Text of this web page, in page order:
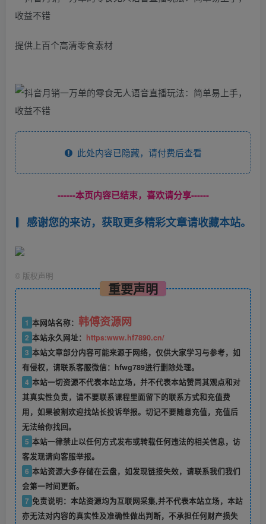
提供上百个高清零食素材
此处内容已隐藏，请付费后查看
------本页内容已结束，喜欢请分享------
感谢您的来访，获取更多精彩文章请收藏本站。
© 版权声明
重要声明
1 本网站名称： 韩傅资源网
2 本站永久网址： https:www.hf7890.cn/
3 本站文章部分内容可能来源于网络，仅供大家学习与参考，如
有侵权，请联系客服微信：hfwg789进行删除处理。
4 本站一切资源不代表本站立场，并不代表本站赞同其观点和对
其真实性负责，请不要联系课程里面留下的联系方式和充值费
用，如果被割欢迎找站长投诉举报。切记不要随意充值，充值后
无法给你找回。
5 本站一律禁止以任何方式发布或转载任何违法的相关信息，访
客发现请向客服举报。
6 本站资源大多存储在云盘，如发现链接失效，请联系我们我们
会第一时间更新。
7 免责说明：本站资源均为互联网采集,并不代表本站立场，本站
亦无法对内容的真实性及准确性做出判断，不承担任何财产损失